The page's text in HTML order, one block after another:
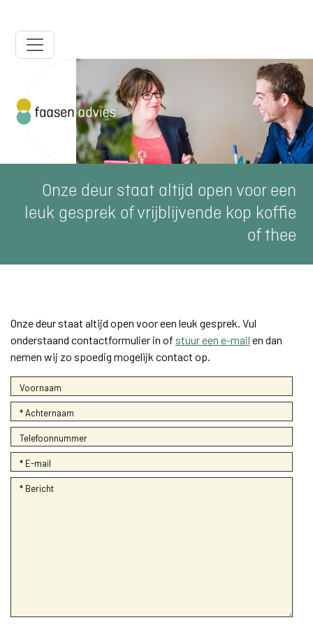
Onze deur staat altijd open voor een
leuk gesprek of vrijblijvende kop koffie
of thee
Onze deur staat altijd open voor een leuk gesprek. Vul
onderstaand contactformulier in of stuur een e-mail en dan
nemen wij zo spoedig mogelijk contact op.
Voornaam
Achternaam*
Telefoonnr
E-mail*
Bericht*